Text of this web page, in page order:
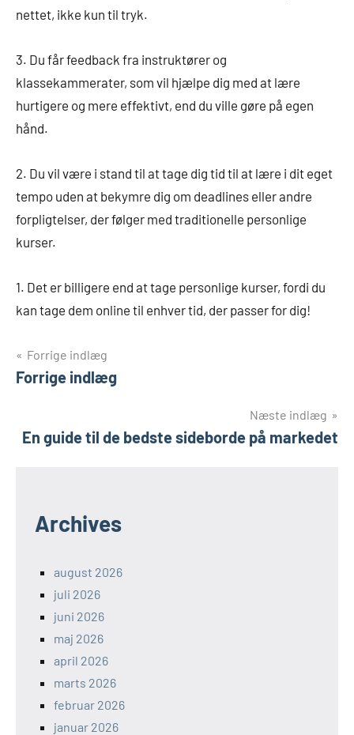
nettet, ikke kun til tryk.
3. Du får feedback fra instruktører og
klassekammerater, som vil hjælpe dig med at lære
hurtigere og mere effektivt, end du ville gøre på egen
hånd.
2. Du vil være i stand til at tage dig tid til at lære i dit eget
tempo uden at bekymre dig om deadlines eller andre
forpligtelser, der følger med traditionelle personlige
kurser.
1. Det er billigere end at tage personlige kurser, fordi du
kan tage dem online til enhver tid, der passer for dig!
Indlægsnavigation
Forrige indlæg
Forrige indlæg
Næste indlæg
En guide til de bedste sideborde på markedet
Archives
august 2026
juli 2026
juni 2026
maj 2026
april 2026
marts 2026
februar 2026
januar 2026